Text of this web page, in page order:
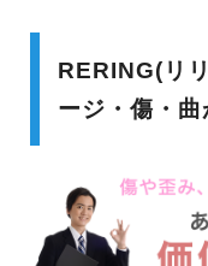
RERING(リ
ージ・傷・